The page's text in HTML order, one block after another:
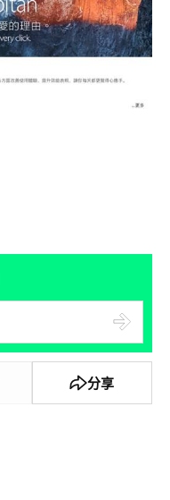
分享